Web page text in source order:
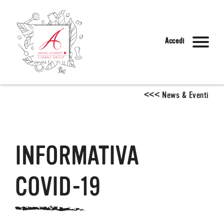
Accedi
<<< News & Eventi
INFORMATIVA
COVID-19